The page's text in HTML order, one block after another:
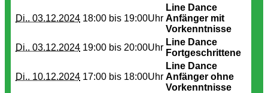
Di.. 03.12.2024 18:00 bis 19:00Uhr
Line Dance
Anfänger mit
Vorkenntnisse
Di.. 03.12.2024 19:00 bis 20:00Uhr
Line Dance
Fortgeschrittene
Di.. 10.12.2024 17:00 bis 18:00Uhr
Line Dance
Anfänger ohne
Vorkenntnisse